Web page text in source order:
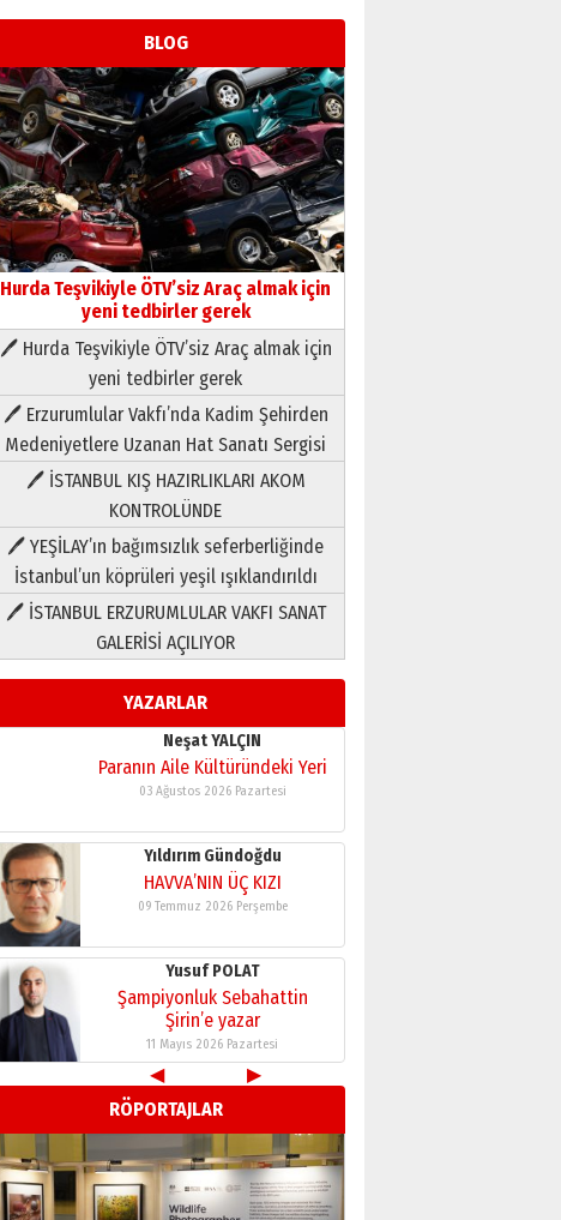
BLOG
Hurda Teşvikiyle ÖTV’siz Araç almak için
yeni tedbirler gerek
🖊 Hurda Teşvikiyle ÖTV’siz Araç almak için
yeni tedbirler gerek
🖊 Erzurumlular Vakfı’nda Kadim Şehirden
Medeniyetlere Uzanan Hat Sanatı Sergisi
🖊 İSTANBUL KIŞ HAZIRLIKLARI AKOM
KONTROLÜNDE
🖊 YEŞİLAY’ın bağımsızlık seferberliğinde
İstanbul’un köprüleri yeşil ışıklandırıldı
🖊 İSTANBUL ERZURUMLULAR VAKFI SANAT
GALERİSİ AÇILIYOR
YAZARLAR
Neşat YALÇIN
Paranın Aile Kültüründeki Yeri
03 Ağustos 2026 Pazartesi
Yıldırım Gündoğdu
HAVVA’NIN ÜÇ KIZI
09 Temmuz 2026 Perşembe
Yusuf POLAT
Şampiyonluk Sebahattin
Şirin’e yazar
11 Mayıs 2026 Pazartesi
Neşat YALÇIN
Paranın Aile Kültüründeki Yeri
03 Ağustos 2026 Pazartesi
Yıldırım Gündoğdu
HAVVA’NIN ÜÇ KIZI
09 Temmuz 2026 Perşembe
Yusuf POLAT
Şampiyonluk Sebahattin
Şirin’e yazar
11 Mayıs 2026 Pazartesi
Neşat YALÇIN
Paranın Aile Kültüründeki Yeri
03 Ağustos 2026 Pazartesi
Yıldırım Gündoğdu
HAVVA’NIN ÜÇ KIZI
09 Temmuz 2026 Perşembe
Yusuf POLAT
Şampiyonluk Sebahattin
Şirin’e yazar
11 Mayıs 2026 Pazartesi
◀
▶
RÖPORTAJLAR